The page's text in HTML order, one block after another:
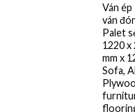
Ván ép
ván
Palet
1220 x
mm x
Sofa,